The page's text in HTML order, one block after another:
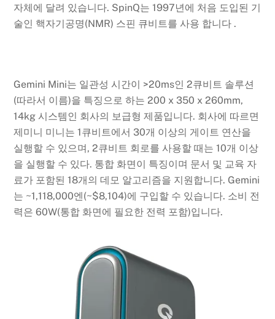
자체에 달려 있습니다. SpinQ는 1997년에 처음 도입된 기
술인 핵자기공명(NMR) 스핀 큐비트를 사용 합니다 .
Gemini Mini는 일관성 시간이 >20ms인 2큐비트 솔루션
(따라서 이름)을 특징으로 하는 200 x 350 x 260mm,
14kg 시스템인 회사의 보급형 제품입니다. 회사에 따르면
제미니 미니는 1큐비트에서 30개 이상의 게이트 연산을
실행할 수 있으며, 2큐비트 회로를 사용할 때는 10개 이상
을 실행할 수 있다. 통합 화면이 특징이며 문서 및 교육 자
료가 포함된 18개의 데모 알고리즘을 지원합니다. Gemini
는 ~1,118,000엔(~$8,104)에 구입할 수 있습니다. 소비 전
력은 60W(통합 화면에 필요한 전력 포함)입니다.